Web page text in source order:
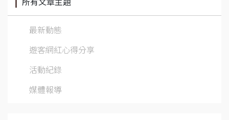
最新動態
遊客網紅心得分享
活動紀錄
媒體報導